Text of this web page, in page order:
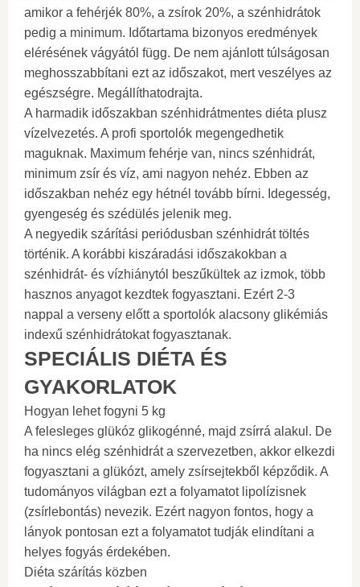
amikor a fehérjék 80%, a zsírok 20%, a szénhidrátok
pedig a minimum. Időtartama bizonyos eredmények
elérésének vágyától függ. De nem ajánlott túlságosan
meghosszabbítani ezt az időszakot, mert veszélyes az
egészségre. Megállíthatodrajta.
A harmadik időszakban szénhidrátmentes diéta plusz
vízelvezetés. A profi sportolók megengedhetik
maguknak. Maximum fehérje van, nincs szénhidrát,
minimum zsír és víz, ami nagyon nehéz. Ebben az
időszakban nehéz egy hétnél tovább bírni. Idegesség,
gyengeség és szédülés jelenik meg.
A negyedik szárítási periódusban szénhidrát töltés
történik. A korábbi kiszáradási időszakokban a
szénhidrát- és vízhiánytól beszűkültek az izmok, több
hasznos anyagot kezdtek fogyasztani. Ezért 2-3
nappal a verseny előtt a sportolók alacsony glikémiás
indexű szénhidrátokat fogyasztanak.
SPECIÁLIS DIÉTA ÉS
GYAKORLATOK
Hogyan lehet fogyni 5 kg
A felesleges glükóz glikogénné, majd zsírrá alakul. De
ha nincs elég szénhidrát a szervezetben, akkor elkezdi
fogyasztani a glükózt, amely zsírsejtekből képződik. A
tudományos világban ezt a folyamatot lipolízisnek
(zsírlebontás) nevezik. Ezért nagyon fontos, hogy a
lányok pontosan ezt a folyamatot tudják elindítani a
helyes fogyás érdekében.
Diéta szárítás közben